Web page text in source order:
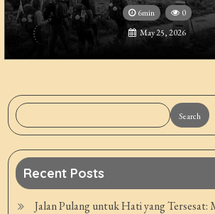
6min
0
May 25, 2026
Search
Recent Posts
Jalan Pulang untuk Hati yang Tersesat: